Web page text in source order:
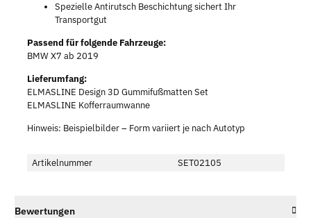
Spezielle Antirutsch Beschichtung sichert Ihr
Transportgut
Passend für folgende Fahrzeuge:
BMW X7 ab 2019
Lieferumfang:
ELMASLINE Design 3D Gummifußmatten Set
ELMASLINE Kofferraumwanne
Hinweis: Beispielbilder – Form variiert je nach Autotyp
Artikelnummer SET02105
Bewertungen